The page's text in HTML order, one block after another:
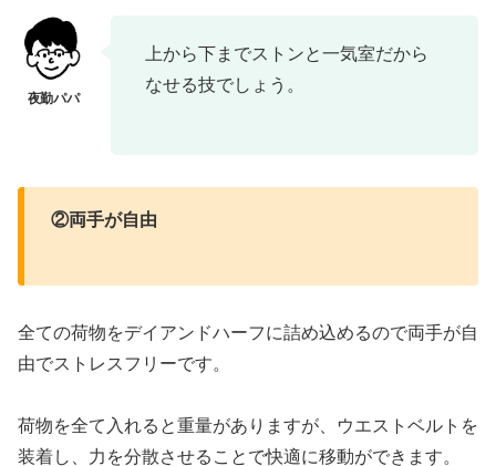
上から下までストンと一気室だから
なせる技でしょう。
②両手が自由
全ての荷物をデイアンドハーフに詰め込めるので両手が自
由でストレスフリーです。
荷物を全て入れると重量がありますが、ウエストベルトを
装着し、力を分散させることで快適に移動ができます。